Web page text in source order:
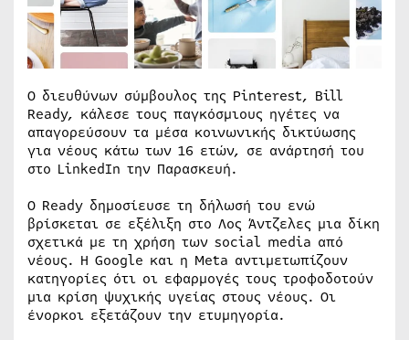
Ο διευθύνων σύμβουλος της Pinterest, Bill
Ready, κάλεσε τους παγκόσμιους ηγέτες να
απαγορεύσουν τα μέσα κοινωνικής δικτύωσης
για νέους κάτω των 16 ετών, σε ανάρτησή του
στο LinkedIn την Παρασκευή.
Ο Ready δημοσίευσε τη δήλωσή του ενώ
βρίσκεται σε εξέλιξη στο Λος Άντζελες μια δίκη
σχετικά με τη χρήση των social media από
νέους. Η Google και η Meta αντιμετωπίζουν
κατηγορίες ότι οι εφαρμογές τους τροφοδοτούν
μια κρίση ψυχικής υγείας στους νέους. Οι
ένορκοι εξετάζουν την ετυμηγορία.